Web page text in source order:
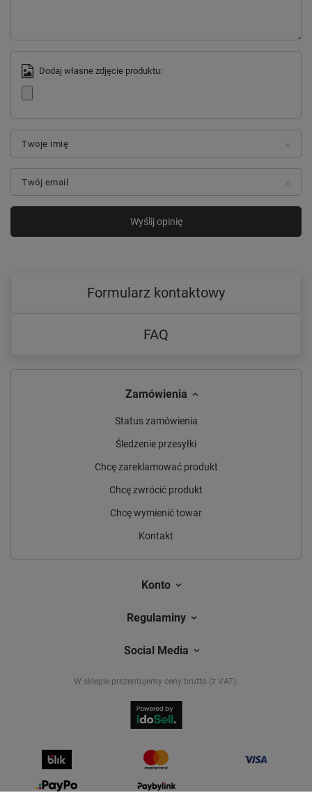
Dodaj własne zdjęcie produktu:
Twoje imię
Twój email
Wyślij opinię
Formularz kontaktowy
FAQ
Zamówienia
Status zamówienia
Śledzenie przesyłki
Chcę zareklamować produkt
Chcę zwrócić produkt
Chcę wymienić towar
Kontakt
Konto
Regulaminy
Social Media
W sklepie prezentujemy ceny brutto (z VAT).